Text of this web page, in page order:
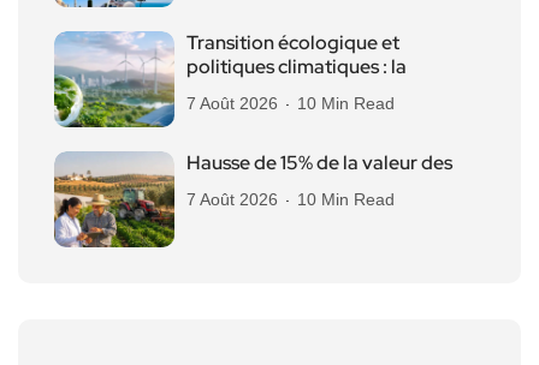
Transition écologique et
politiques climatiques : la
7 Août 2026 10 Min Read
Hausse de 15% de la valeur des
7 Août 2026 10 Min Read